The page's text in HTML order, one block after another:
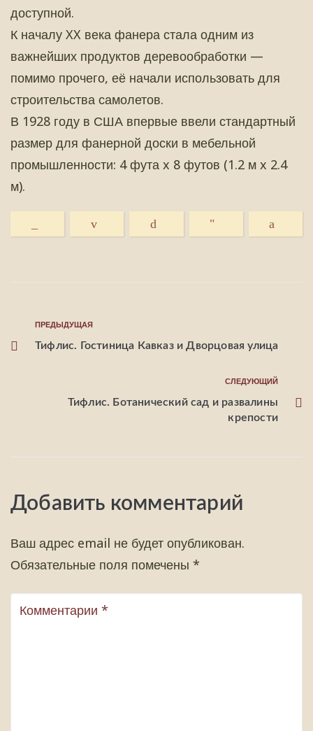
доступной.
К началу XX века фанера стала одним из
важнейших продуктов деревообработки —
помимо прочего, её начали использовать для
строительства самолетов.
В 1928 году в США впервые ввели стандартный
размер для фанерной доски в мебельной
промышленности: 4 фута x 8 футов (1.2 м x 2.4
м).
ПРЕДЫДУЩАЯ
Тифлис. Гостиница Кавказ и Дворцовая улица
СЛЕДУЮЩИЙ
Тифлис. Ботанический сад и развалины
крепости
Добавить комментарий
Ваш адрес email не будет опубликован.
Обязательные поля помечены *